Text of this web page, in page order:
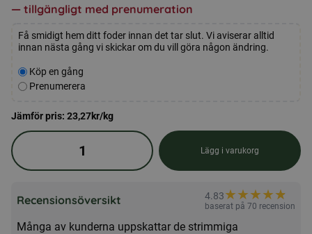
— tillgängligt med prenumeration
Få smidigt hem ditt foder innan det tar slut. Vi aviserar alltid
innan nästa gång vi skickar om du vill göra någon ändring.
Välj
typ
av
Köp en gång
Prenumerera
Jämför pris: 23,27kr/kg
Strimmiga
solrosfrön
mängd
Lägg i varukorg
Recensionsöversikt 4.83★★★★★
★
baserat på 70 recension
Många av kunderna uppskattar de strimmiga